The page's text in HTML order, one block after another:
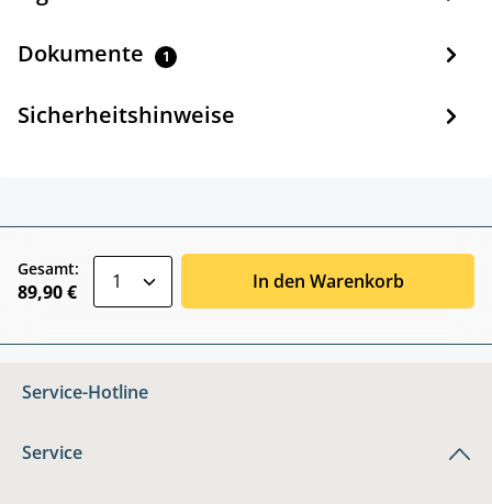
Dokumente 1
Sicherheitshinweise
Gesamt:
89,90 € In den Warenkorb
Service-Hotline
Service